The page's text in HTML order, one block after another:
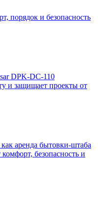
порядок и безопасность
DPK-DC-110
и защищает проекты от
аренда бытовки‑штаба
безопасность и